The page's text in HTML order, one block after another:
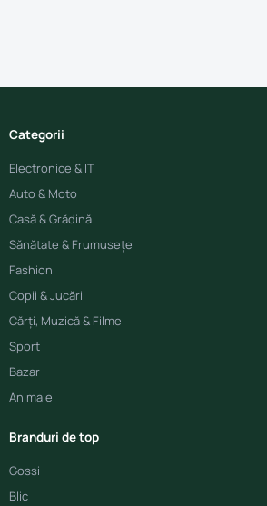
Categorii
Electronice & IT
Auto & Moto
Casă & Grădină
Sănătate & Frumusețe
Fashion
Copii & Jucării
Cărți, Muzică & Filme
Sport
Bazar
Animale
Branduri de top
Gossi
Blic